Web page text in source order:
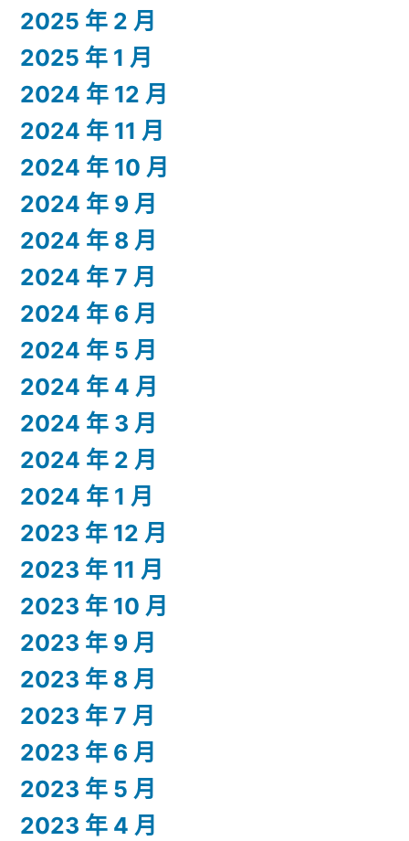
2025 年 2 月
2025 年 1 月
2024 年 12 月
2024 年 11 月
2024 年 10 月
2024 年 9 月
2024 年 8 月
2024 年 7 月
2024 年 6 月
2024 年 5 月
2024 年 4 月
2024 年 3 月
2024 年 2 月
2024 年 1 月
2023 年 12 月
2023 年 11 月
2023 年 10 月
2023 年 9 月
2023 年 8 月
2023 年 7 月
2023 年 6 月
2023 年 5 月
2023 年 4 月